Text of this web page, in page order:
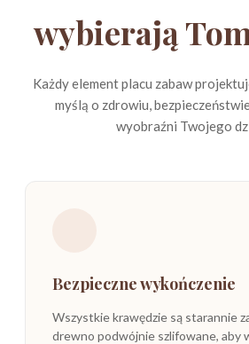
wybierają
Każdy element placu zabaw
myślą o zdrowiu,
wyobraźni Twojego
Bezpieczne wykończenie
Wszystkie krawędzie są starannie
drewno podwójnie szlifowane, aby